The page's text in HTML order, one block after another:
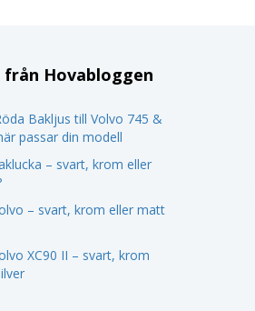
från Hovabloggen
Bakljus till Volvo 745 &
passar din modell
– svart, krom eller
– svart, krom eller matt
XC90 II – svart, krom